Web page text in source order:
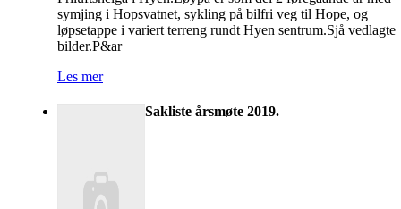
symjing i Hopsvatnet, sykling på bilfri veg til Hope, og
løpsetappe i variert terreng rundt Hyen sentrum.Sjå vedlagte
bilder.P&ar
Les mer
Sakliste årsmøte 2019.